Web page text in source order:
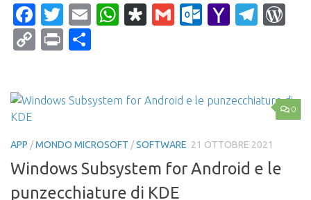
Facebook
Twitter
EmailWhatsApp
Diaspora
Gmail Yahoo
CopyPrint
0
APP /MONDO MICROSOFT /SOFTWARE 21 OTTOBRE 2021
Windows Subsystem for Android e le
punzecchiature di KDE